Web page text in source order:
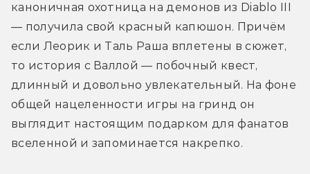
каноничная охотница на демонов из Diablo III
— получила свой красный капюшон. Причём
если Леорик и Таль Раша вплетены в сюжет,
то история с Валлой — побочный квест,
длинный и довольно увлекательный. На фоне
общей нацеленности игры на гринд он
выглядит настоящим подарком для фанатов
вселенной и запоминается накрепко.